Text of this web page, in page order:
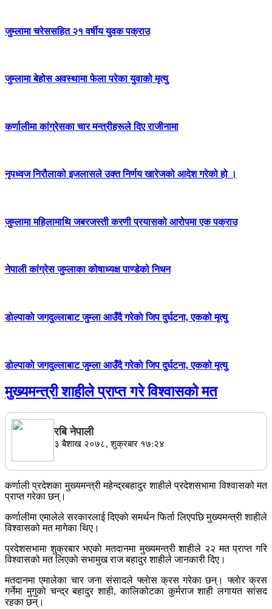
जुम्लामा चरेससहित २१ वर्षीय युवक पक्राउ
जुम्लामा बेहोस अवस्थामा फेला परेका युवाको मृत्यु
कर्णालीमा कांग्रेसका चार मन्त्रीहरूले दिए राजीनामा
नृपध्वज निरौलाको इजलासले उक्त निर्णय खारेजको आदेश गरेको हो ।
जुम्लामा महिलामाथि जबरजस्ती करणी प्रयासको आरोपमा एक पक्राउ
नेपाली कांग्रेस जुम्लाका कोषाध्यक्ष पाण्डेको निधन
डाेल्पाकाे जगदुल्लाबाट जुम्ला आउँदै गरेकाे जिप दुर्घटना, एकको मृत्यु
डाेल्पाकाे जगदुल्लाबाट जुम्ला आउँदै गरेकाे जिप दुर्घटना, एकको मृत्यु
मुख्यमन्त्री शाहीले प्राप्त गरे विश्वासको मत
रबि नेपाली
३ बैशाख २०७८, शुक्रबार १७:२४
कर्णाली प्रदेशका मुख्यमन्त्री महेन्द्रबहादुर शाहीले प्रदेशसभामा विश्वासको मत
प्राप्त गरेका छन्।
कर्णालीमा एमालेले सरकारलाई दिएकाे समर्थन फिर्ता लिएपछि मुख्यमन्त्री शाहीले
विश्वासको मत मागेका थिए।
प्रदेशसभामा शुक्रबार भएकाे मतदानमा मुख्यमन्त्री शाहीले २२ मत प्राप्त गरि
विश्वासको मत लिएकाे सभामुख राज बहादुर शाहीले जानकारी दिए।
मतदानमा एमालेका चार जना संसादले फ्लाेस क्रस गरेका छन्। फ्लाेर क्रस
गर्नेमा मुगुकाे चन्द्र बहादुर शाही, कालिकोटका कुर्मराज शाही लगायत सांसद
रहका छन्।